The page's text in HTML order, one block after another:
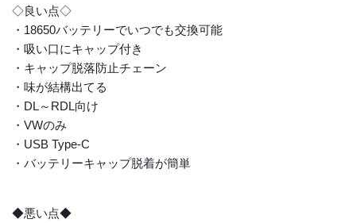
◇良い点◇
・18650バッテリーでいつでも交換可能
・吸い口にキャップ付き
・キャップ脱落防止チェーン
・味が結構出てる
・DL～RDL向け
・VWのみ
・USB Type-C
・バッテリーキャップ脱着が簡単
◆悪い点◆